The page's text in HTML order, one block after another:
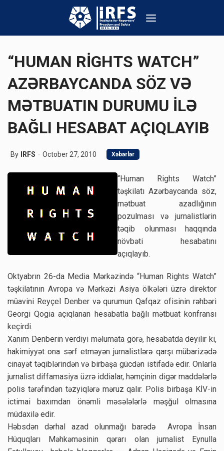
“HUMAN RİGHTS WATCH”
AZƏRBAYCANDA SÖZ VƏ
MƏTBUATIN DURUMU İLƏ
BAĞLI HESABAT AÇIQLAYIB
By IRFS October 27, 2010 Xəbərlər
“Human Rights Watch”
təşkilatı Azərbaycanda söz,
mətbuat azadlığının
pozulması və jurnalistlərin
təqib olunması haqqında
növbəti hesabatını
açıqlayıb.
Oktyabrın 26-da Media Mərkəzində “Human Rights Watch”
təşkilatının Avropa və Mərkəzi Asiya ölkələri üzrə direktor
müavini Reyçel Denber və qurumun Qafqaz ofisinin rəhbəri
Georgi Qogia açıqlanan hesabatla bağlı mətbuat konfransı
keçirdi.
Xanım Denberin verdiyi məlumata görə, hesabatda deyilir ki,
hakimiyyət ona sərf etməyən jurnalistlərə qarşı mübarizədə
cinayət təqiblərindən və birbaşa gücdən istifadə edir. Onlarla
jurnalist diffamasiya üzrə iddialar, həmçinin digər maddələrlə
polis tərəfindən təzyiqlərə məruz qalır. Polis birbaşa KİV-in
ictimai baxımdan önəmli məsələlərlə məşğul olmasına
müdaxilə edir.
Həbsdən dərhal azad olunmağı barədə Avropa İnsan
Hüquqları Məhkəməsinin qərarı olan jurnalist Eynulla